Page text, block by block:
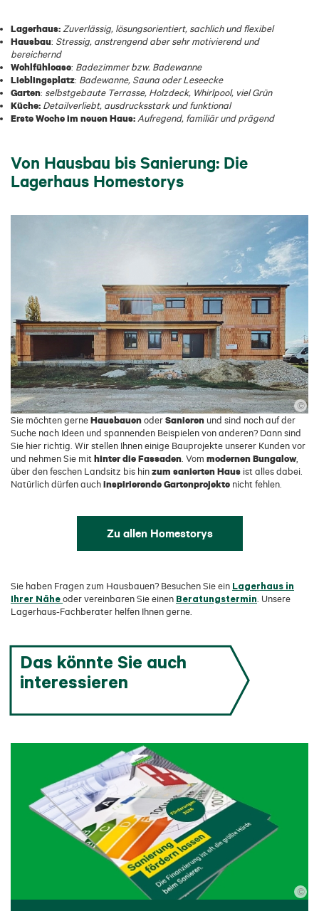
Lagerhaus:Zuverlässig, lösungsorientiert, sachlich und flexibel
Hausbau: Stressig, anstrengend aber sehr motivierend und
bereichernd
Wohlfühloase: Badezimmer bzw. Badewanne
Lieblingsplatz: Badewanne, Sauna oder Leseecke
Garten: selbstgebaute Terrasse, Holzdeck, Whirlpool, viel Grün
Küche: Detailverliebt, ausdrucksstark und funktional
Erste Woche im neuen Haus:Aufregend, familiär und prägend
Von Hausbau bis Sanierung: Die
Lagerhaus Homestorys
Sie möchten gerneHausbauenoderSanieren und sind noch auf der
Suche nach Ideen und spannenden Beispielen von anderen? Dann sind
Sie hier richtig. Wir stellen Ihnen einige Bauprojekte unserer Kunden vor
und nehmen Sie mit hinter die Fassaden . Vom modernen Bungalow,
über den feschen Landsitz bis hinzum sanierten Haus ist alles dabei.
Natürlich dürfen auchinspirierende Gartenprojekte nicht fehlen.
Zu allen Homestorys
©
Sie haben Fragen zum Hausbauen? Besuchen Sie ein Lagerhaus in
Ihrer Näheoder vereinbaren Sie einen Beratungstermin . Unsere
Lagerhaus-Fachberater helfen Ihnen gerne.
Das könnte Sie auch
interessieren
©